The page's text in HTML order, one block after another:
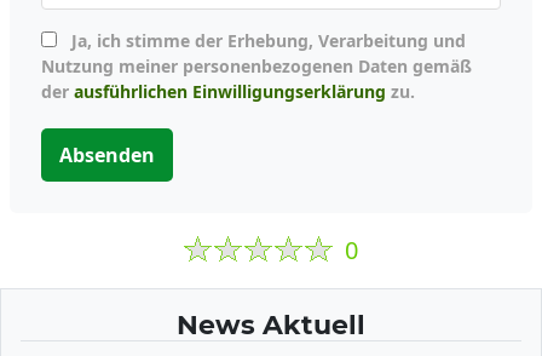
Nutzung meiner personenbezogenen Daten gemäß
der ausführlichen Einwilligungserklärung zu.
Absenden
0
News Aktuell